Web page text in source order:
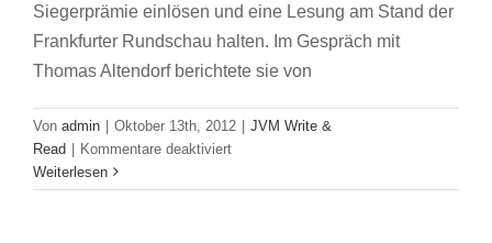
Siegerprämie einlösen und eine Lesung am Stand der
Frankfurter Rundschau halten. Im Gespräch mit
Thomas Altendorf berichtete sie von
Von admin Oktober 13th, 2012
JVM Write &
Read
Kommentare deaktiviertfür
die
Weiterlesen
Was ist wahr, was ist Fiktion, was Traum,
was Albtraum?
JVM Write & Read